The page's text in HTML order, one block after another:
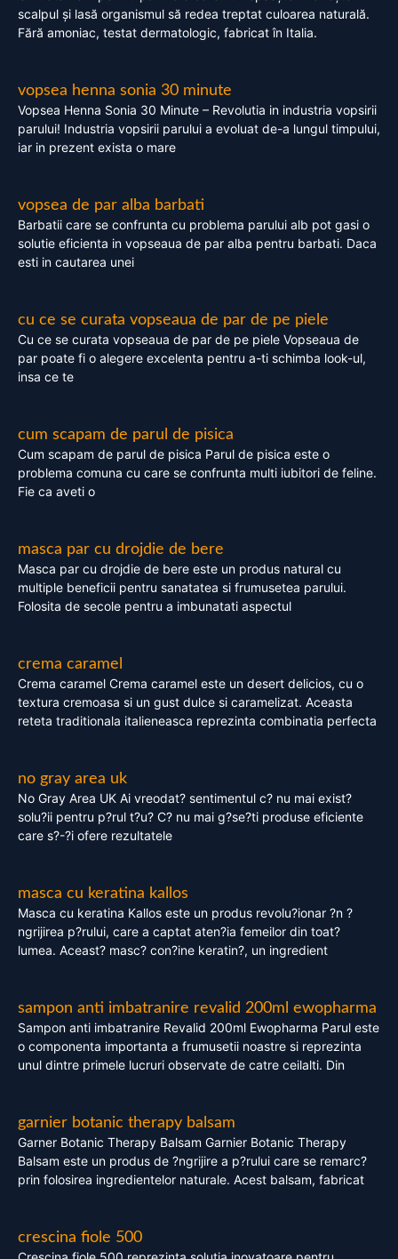
scalpul și lasă organismul să redea treptat culoarea naturală.
Fără amoniac, testat dermatologic, fabricat în Italia.
vopsea henna sonia 30 minute
Vopsea Henna Sonia 30 Minute – Revolutia in industria vopsirii
parului! Industria vopsirii parului a evoluat de-a lungul timpului,
iar in prezent exista o mare
vopsea de par alba barbati
Barbatii care se confrunta cu problema parului alb pot gasi o
solutie eficienta in vopseaua de par alba pentru barbati. Daca
esti in cautarea unei
cu ce se curata vopseaua de par de pe piele
Cu ce se curata vopseaua de par de pe piele Vopseaua de
par poate fi o alegere excelenta pentru a-ti schimba look-ul,
insa ce te
cum scapam de parul de pisica
Cum scapam de parul de pisica Parul de pisica este o
problema comuna cu care se confrunta multi iubitori de feline.
Fie ca aveti o
masca par cu drojdie de bere
Masca par cu drojdie de bere este un produs natural cu
multiple beneficii pentru sanatatea si frumusetea parului.
Folosita de secole pentru a imbunatati aspectul
crema caramel
Crema caramel Crema caramel este un desert delicios, cu o
textura cremoasa si un gust dulce si caramelizat. Aceasta
reteta traditionala italieneasca reprezinta combinatia perfecta
no gray area uk
No Gray Area UK Ai vreodat? sentimentul c? nu mai exist?
solu?ii pentru p?rul t?u? C? nu mai g?se?ti produse eficiente
care s?-?i ofere rezultatele
masca cu keratina kallos
Masca cu keratina Kallos este un produs revolu?ionar ?n ?
ngrijirea p?rului, care a captat aten?ia femeilor din toat?
lumea. Aceast? masc? con?ine keratin?, un ingredient
sampon anti imbatranire revalid 200ml ewopharma
Sampon anti imbatranire Revalid 200ml Ewopharma Parul este
o componenta importanta a frumusetii noastre si reprezinta
unul dintre primele lucruri observate de catre ceilalti. Din
garnier botanic therapy balsam
Garner Botanic Therapy Balsam Garnier Botanic Therapy
Balsam este un produs de ?ngrijire a p?rului care se remarc?
prin folosirea ingredientelor naturale. Acest balsam, fabricat
crescina fiole 500